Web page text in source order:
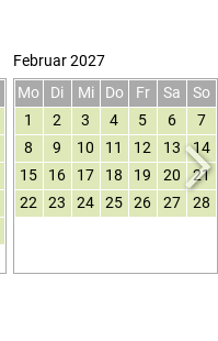
Februar 2027
Mo
Di Mi Do Fr Sa
So
1
2 3 4 5 6
7
8
9 10 11 12 13
14
15
16 17 18 19 20
21
22
23 24 25 26 27 28